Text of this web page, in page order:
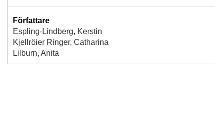
Författare
Espling-Lindberg, Kerstin
Kjellröier Ringer, Catharina
Lilburn, Anita